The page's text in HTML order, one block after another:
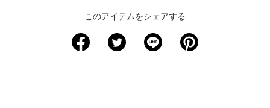
53.5 42 27
このアイテムをシェアする